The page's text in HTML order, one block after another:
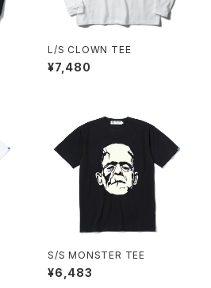
L/S CLOWN TEE
¥7,480
S/S MONSTER TEE
¥6,483